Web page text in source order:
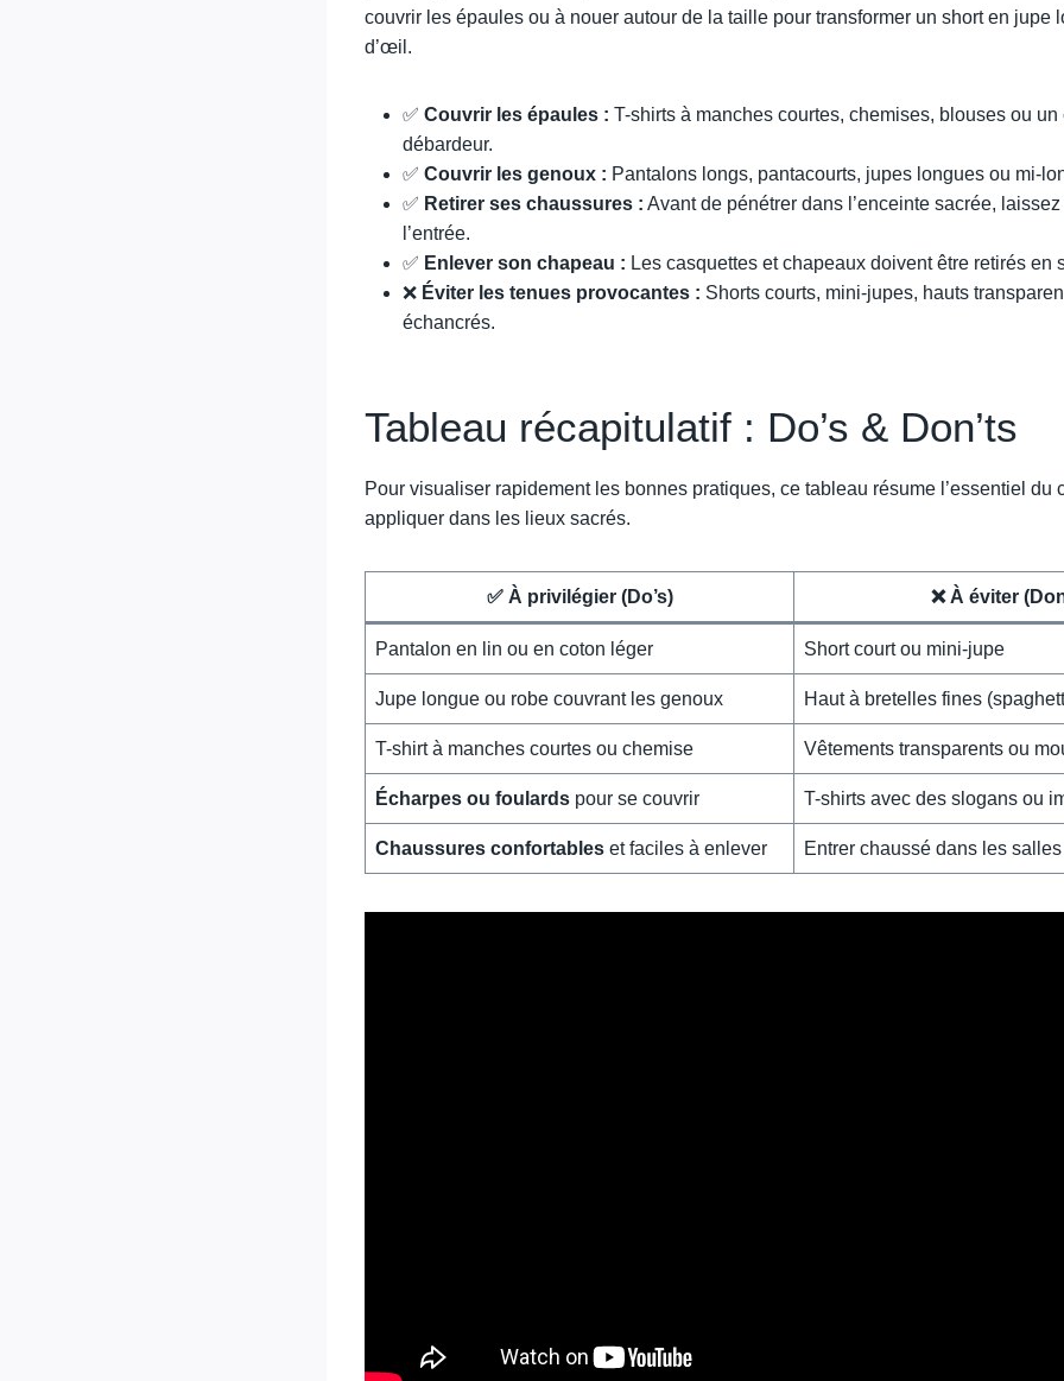
couvrir les épaules ou à nouer autour de la taille pour transformer un short en jupe
d’œil.
✅ Couvrir les épaules : T-shirts à manches courtes, chemises, blouses ou un
débardeur.
✅ Couvrir les genoux : Pantalons longs, pantacourts, jupes longues ou mi-
✅ Retirer ses chaussures : Avant de pénétrer dans l’enceinte sacrée,
l’entrée.
✅ Enlever son chapeau : Les casquettes et chapeaux doivent être retirés en
❌ Éviter les tenues provocantes : Shorts courts, mini-jupes, hauts
échancrés.
Tableau récapitulatif : Do’s & Don’ts
Pour visualiser rapidement les bonnes pratiques, ce tableau résume l’essentiel du
appliquer dans les lieux sacrés.
✅ À privilégier (Do’s) ❌ À éviter
Pantalon en lin ou en coton léger Short court ou mini-jupe
Jupe longue ou robe couvrant les genoux Haut à bretelles fines
T-shirt à manches courtes ou chemise Vêtements transparents ou
Écharpes ou foulards pour se couvrir T-shirts avec des slogans ou
Chaussures confortables et faciles à enlever Entrer chaussé dans les